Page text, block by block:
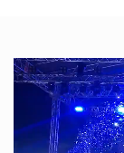
Video
Player